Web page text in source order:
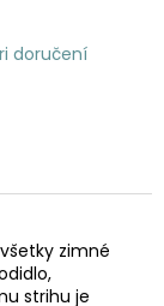
doručení
zimné
strihu je